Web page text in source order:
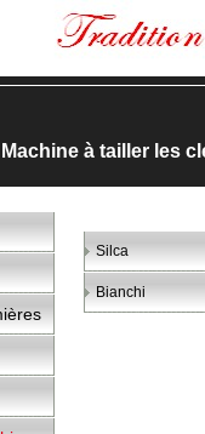
Machine à tailler les
Silca
Bianchi